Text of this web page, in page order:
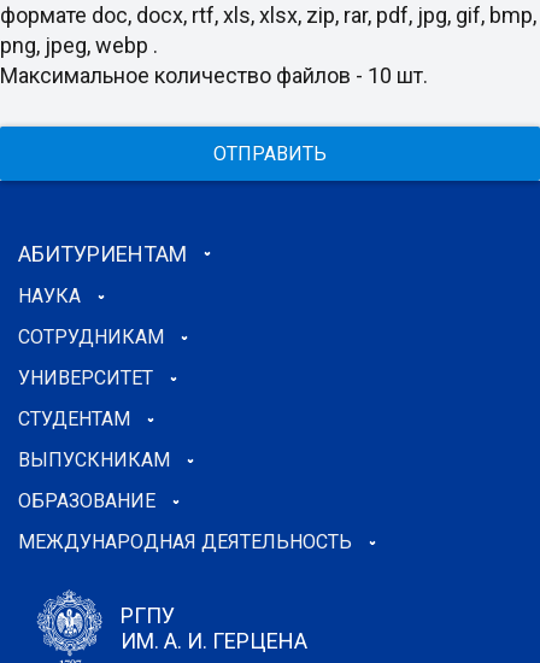
формате doc, docx, rtf, xls, xlsx, zip, rar, pdf, jpg, gif, bmp,
png, jpeg, webp .
Максимальное количество файлов - 10 шт.
ОТПРАВИТЬ
АБИТУРИЕНТАМ
НАУКА
СОТРУДНИКАМ
УНИВЕРСИТЕТ
СТУДЕНТАМ
ВЫПУСКНИКАМ
ОБРАЗОВАНИЕ
МЕЖДУНАРОДНАЯ ДЕЯТЕЛЬНОСТЬ
РГПУ
ИМ. А. И. ГЕРЦЕНА